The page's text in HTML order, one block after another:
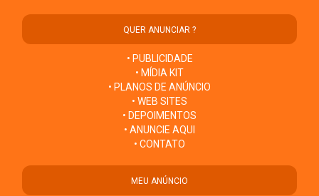
QUER ANUNCIAR ?
• PUBLICIDADE
• MÍDIA KIT
• PLANOS DE ANÚNCIO
• WEB SITES
• DEPOIMENTOS
• ANUNCIE AQUI
• CONTATO
MEU ANÚNCIO